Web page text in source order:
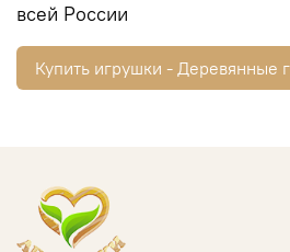
всей России
Купить игрушки - Деревянные